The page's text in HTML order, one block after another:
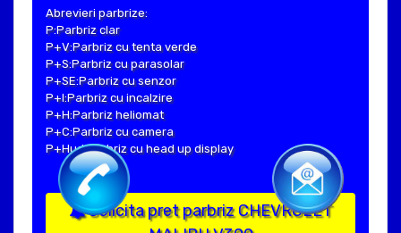
Abrevieri parbrize:
P:Parbriz clar
P+V:Parbriz cu tenta verde
P+S:Parbriz cu parasolar
P+SE:Parbriz cu senzor
P+I:Parbriz cu incalzire
P+H:Parbriz heliomat
P+C:Parbriz cu camera
P+Hud:Parbriz cu head up display
Solicita pret parbriz CHEVROLET